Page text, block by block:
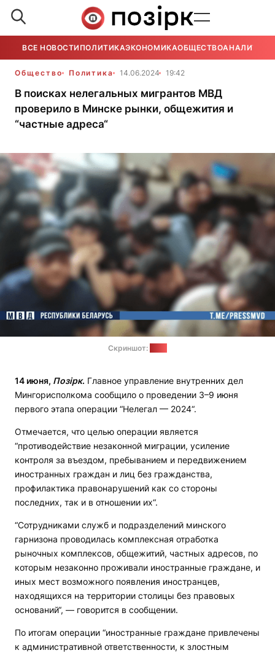
ВСЕ НОВОСТИ ПОЛИТИКАЭКОНОМИКАОБЩЕСТВОАНАЛИТИКА
Общество Политика 14.06.2024 19:42
В поисках нелегальных мигрантов МВД
проверило в Минске рынки, общежития и
“частные адреса“
Скриншот:
14 июня, Позірк. Главное управление внутренних дел
Мингорисполкома сообщило о проведении 3–9 июня
первого этапа операции “Нелегал — 2024“.
Отмечается, что целью операции является
“противодействие незаконной миграции, усиление
контроля за въездом, пребыванием и передвижением
иностранных граждан и лиц без гражданства,
профилактика правонарушений как со стороны
последних, так и в отношении их“.
“Сотрудниками служб и подразделений минского
гарнизона проводилась комплексная отработка
рыночных комплексов, общежитий, частных адресов, по
которым незаконно проживали иностранные граждане, и
иных мест возможного появления иностранцев,
находящихся на территории столицы без правовых
оснований“, — говорится в сообщении.
По итогам операции “иностранные граждане привлечены
к административной ответственности, к злостным